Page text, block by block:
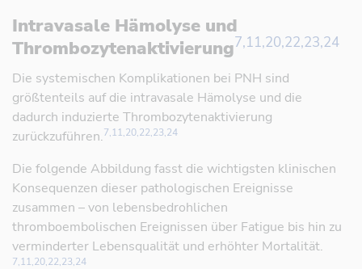
Intravasale Hämolyse und
Thrombozytenaktivierung7,11,20,22,23,24
Die systemischen Komplikationen bei PNH sind
größtenteils auf die intravasale Hämolyse und die
dadurch induzierte Thrombozytenaktivierung
zurückzuführen.7,11,20,22,23,24
Die folgende Abbildung fasst die wichtigsten klinischen
Konsequenzen dieser pathologischen Ereignisse
zusammen – von lebensbedrohlichen
thromboembolischen Ereignissen über Fatigue bis hin zu
verminderter Lebensqualität und erhöhter Mortalität.
7,11,20,22,23,24